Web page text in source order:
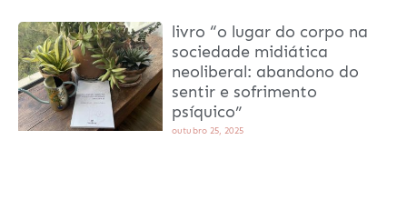
livro “o lugar do corpo na
sociedade midiática
neoliberal: abandono do
sentir e sofrimento
psíquico”
outubro 25, 2025